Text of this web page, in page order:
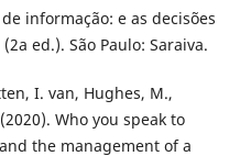
informação: e as decisões
ed.). São Paulo: Saraiva.
I. van, Hughes, M.,
Who you speak to
the management of a